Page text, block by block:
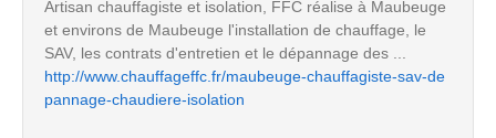
Artisan chauffagiste et isolation, FFC réalise à Maubeuge
et environs de Maubeuge l'installation de chauffage, le
SAV, les contrats d'entretien et le dépannage des ...
http://www.chauffageffc.fr/maubeuge-chauffagiste-sav-de
pannage-chaudiere-isolation